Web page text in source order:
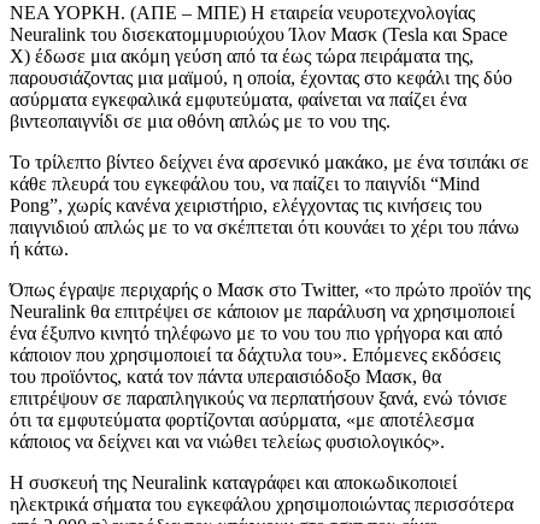
ΝΕΑ ΥΟΡΚΗ. (ΑΠΕ – ΜΠΕ) Η εταιρεία νευροτεχνολογίας
Neuralink του δισεκατομμυριούχου Ίλον Μασκ (Tesla και Space
X) έδωσε μια ακόμη γεύση από τα έως τώρα πειράματα της,
παρουσιάζοντας μια μαϊμού, η οποία, έχοντας στο κεφάλι της δύο
ασύρματα εγκεφαλικά εμφυτεύματα, φαίνεται να παίζει ένα
βιντεοπαιγνίδι σε μια οθόνη απλώς με το νου της.
Το τρίλεπτο βίντεο δείχνει ένα αρσενικό μακάκο, με ένα τσιπάκι σε
κάθε πλευρά του εγκεφάλου του, να παίζει το παιγνίδι “Mind
Pong”, χωρίς κανένα χειριστήριο, ελέγχοντας τις κινήσεις του
παιγνιδιού απλώς με το να σκέπτεται ότι κουνάει το χέρι του πάνω
ή κάτω.
Όπως έγραψε περιχαρής ο Μασκ στο Twitter, «το πρώτο προϊόν της
Neuralink θα επιτρέψει σε κάποιον με παράλυση να χρησιμοποιεί
ένα έξυπνο κινητό τηλέφωνο με το νου του πιο γρήγορα και από
κάποιον που χρησιμοποιεί τα δάχτυλα του». Επόμενες εκδόσεις
του προϊόντος, κατά τον πάντα υπεραισιόδοξο Μασκ, θα
επιτρέψουν σε παραπληγικούς να περπατήσουν ξανά, ενώ τόνισε
ότι τα εμφυτεύματα φορτίζονται ασύρματα, «με αποτέλεσμα
κάποιος να δείχνει και να νιώθει τελείως φυσιολογικός».
Η συσκευή της Neuralink καταγράφει και αποκωδικοποιεί
ηλεκτρικά σήματα του εγκεφάλου χρησιμοποιώντας περισσότερα